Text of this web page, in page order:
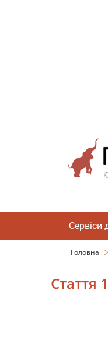
Сервіси
Головна
Стаття